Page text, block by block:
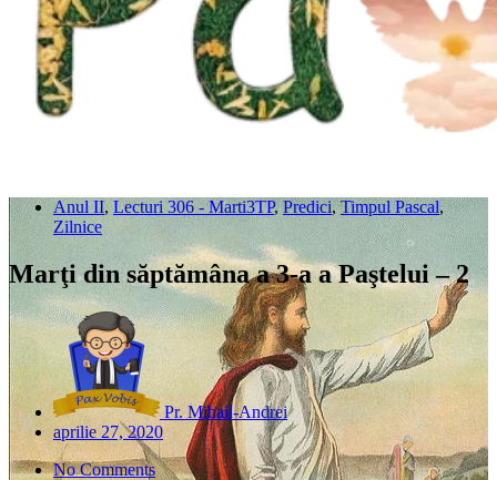
Anul II, Lecturi 306 - Marti3TP,Predici,Timpul Pascal,
Zilnice
Marţi din săptămâna a 3-a a Paştelui – 2
Pr. Mihail-Andrei
aprilie 27, 2020
No Comments